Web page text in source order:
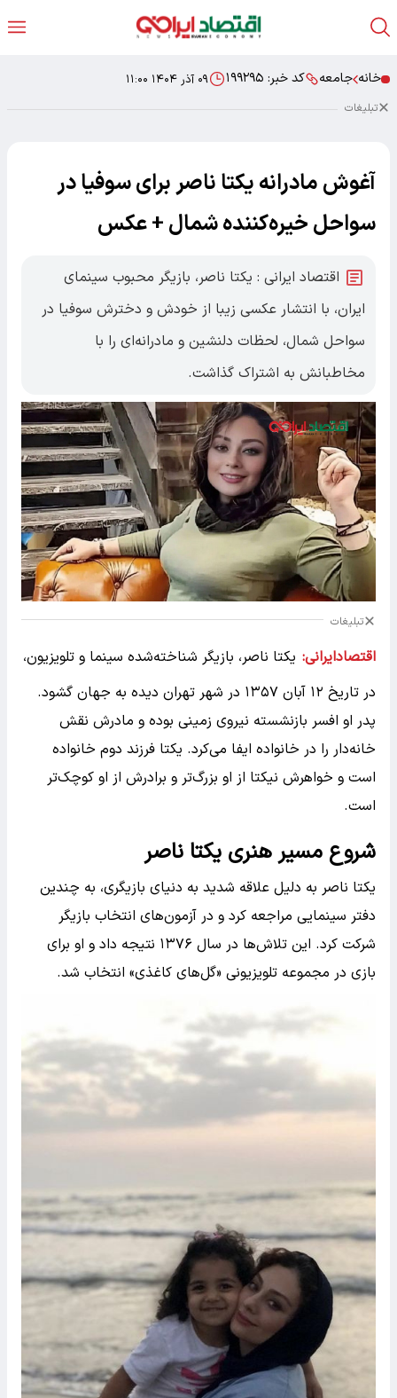
خانه جامعه کد خبر: ۱۹۹۲۹۵ ۰۹ آذر ۱۴۰۴ ۱۱:۰۰
تبلیغات
آغوش مادرانه یکتا ناصر برای سوفیا در
سواحل خیره‌کننده شمال + عکس
اقتصاد ایرانی : یکتا ناصر، بازیگر محبوب سینمای
ایران، با انتشار عکسی زیبا از خودش و دخترش سوفیا در
سواحل شمال، لحظات دلنشین و مادرانه‌ای را با
مخاطبانش به اشتراک گذاشت.
تبلیغات
اقتصادایرانی: یکتا ناصر، بازیگر شناخته‌شده سینما و تلویزیون،
در تاریخ ۱۲ آبان ۱۳۵۷ در شهر تهران دیده به جهان گشود.
پدر او افسر بازنشسته نیروی زمینی بوده و مادرش نقش
خانه‌دار را در خانواده ایفا می‌کرد. یکتا فرزند دوم خانواده
است و خواهرش نیکتا از او بزرگ‌تر و برادرش از او کوچک‌تر
است.
شروع مسیر هنری یکتا ناصر
یکتا ناصر به دلیل علاقه شدید به دنیای بازیگری، به چندین
دفتر سینمایی مراجعه کرد و در آزمون‌های انتخاب بازیگر
شرکت کرد. این تلاش‌ها در سال ۱۳۷۶ نتیجه داد و او برای
بازی در مجموعه تلویزیونی «گل‌های کاغذی» انتخاب شد.